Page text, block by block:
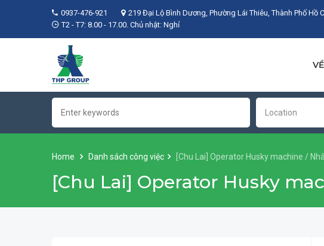
0937-476-921
219 Đại Lộ Bình Dương, Phường Lái Thiêu, Thành Phố Hồ
T2 - T7: 8.00 - 17.00. Chủ nhật: Nghỉ
Location
Home Danh sách công việc [Chu Lai] Operator Husky machine /
[Chu Lai] Operator Husky